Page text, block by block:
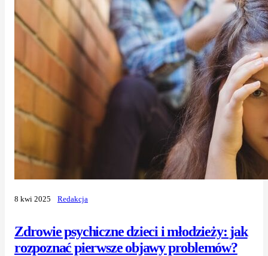
Zdrowie psychiczne dzieci i młodzieży: jak
rozpoznać pierwsze objawy problemów?
8 kwi 2025 Redakcja